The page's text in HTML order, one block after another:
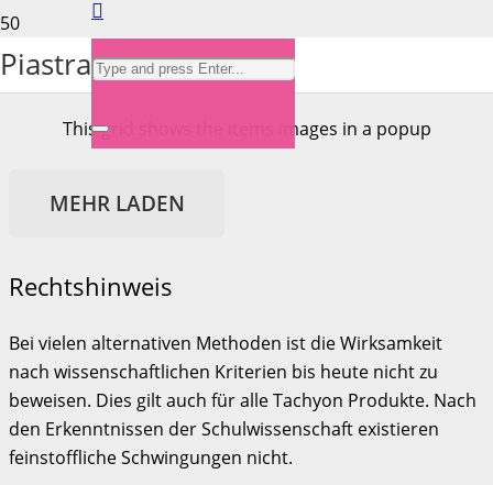
Piastra
Portfolio Grid 5
This grid shows the items images in a popup
MEHR LADEN
Rechtshinweis
Bei vielen alternativen Methoden ist die Wirksamkeit
nach wissenschaftlichen Kriterien bis heute nicht zu
beweisen. Dies gilt auch für alle Tachyon Produkte. Nach
den Erkenntnissen der Schulwissenschaft existieren
feinstoffliche Schwingungen nicht.